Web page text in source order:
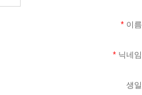
* 이름
* 닉네임
생일